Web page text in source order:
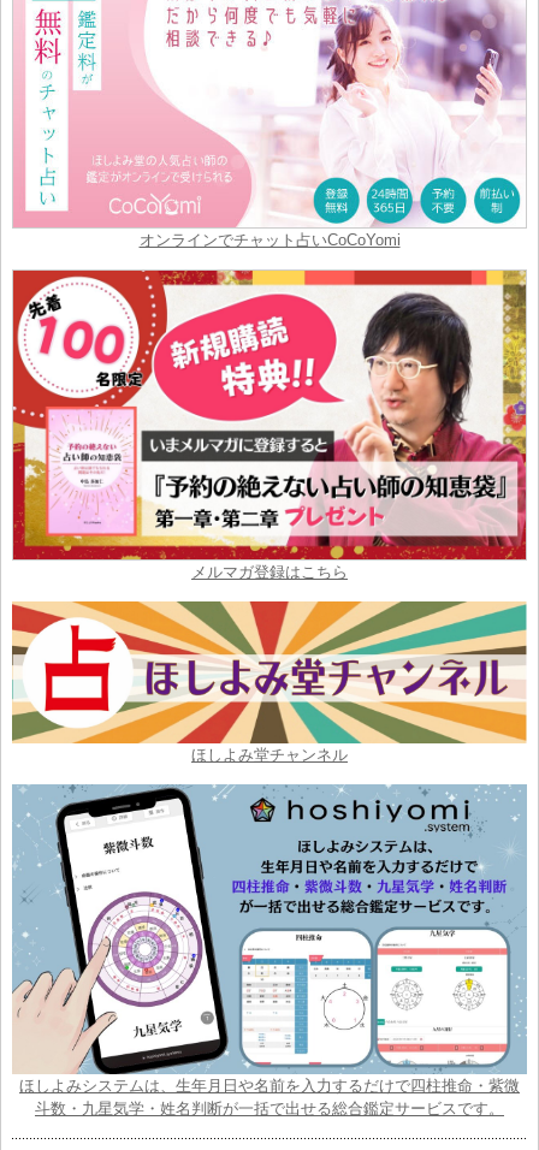
オンラインでチャット占いCoCoYomi
メルマガ登録はこちら
ほしよみ堂チャンネル
ほしよみシステムは、生年月日や名前を入力するだけで四柱推命・紫微
斗数・九星気学・姓名判断が一括で出せる総合鑑定サービスです。